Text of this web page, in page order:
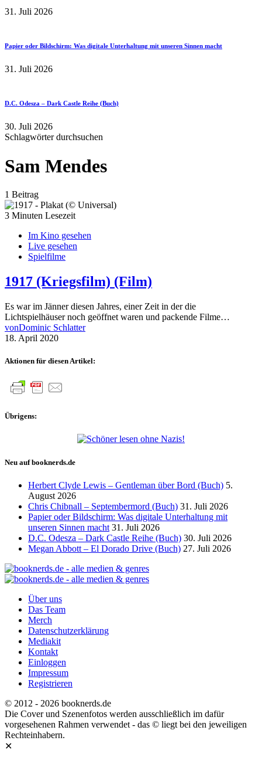
31. Juli 2026
Papier oder Bildschirm: Was digitale Unterhaltung mit unseren Sinnen macht
31. Juli 2026
D.C. Odesza – Dark Castle Reihe (Buch)
30. Juli 2026
Schlagwörter durchsuchen
Sam Mendes
1 Beitrag
3 Minuten Lesezeit
Im Kino gesehen
Live gesehen
Spielfilme
1917 (Kriegsfilm) (Film)
Es war im Jänner diesen Jahres, einer Zeit in der die
Lichtspielhäuser noch geöffnet waren und packende Filme…
vonDominic Schlatter
18. April 2020
Aktionen für diesen Artikel:
Übrigens:
Neu auf booknerds.de
Herbert Clyde Lewis – Gentleman über Bord (Buch) 5.
August 2026
Chris Chibnall – Septembermord (Buch) 31. Juli 2026
Papier oder Bildschirm: Was digitale Unterhaltung mit
unseren Sinnen macht 31. Juli 2026
D.C. Odesza – Dark Castle Reihe (Buch) 30. Juli 2026
Megan Abbott – El Dorado Drive (Buch) 27. Juli 2026
Über uns
Das Team
Merch
Datenschutzerklärung
Mediakit
Kontakt
Einloggen
Impressum
Registrieren
© 2012 - 2026 booknerds.de
Die Cover und Szenenfotos werden ausschließlich im dafür
vorgesehenen Rahmen verwendet - das © liegt bei den jeweiligen
Rechteinhabern.
✕